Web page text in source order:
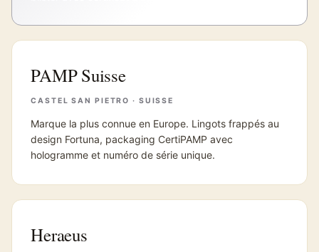
PAMP Suisse
CASTEL SAN PIETRO · SUISSE
Marque la plus connue en Europe. Lingots frappés au
design Fortuna, packaging CertiPAMP avec
hologramme et numéro de série unique.
Heraeus